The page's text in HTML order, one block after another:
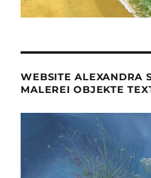
WEBSITE ALEXANDRA
MALEREI OBJEKTE